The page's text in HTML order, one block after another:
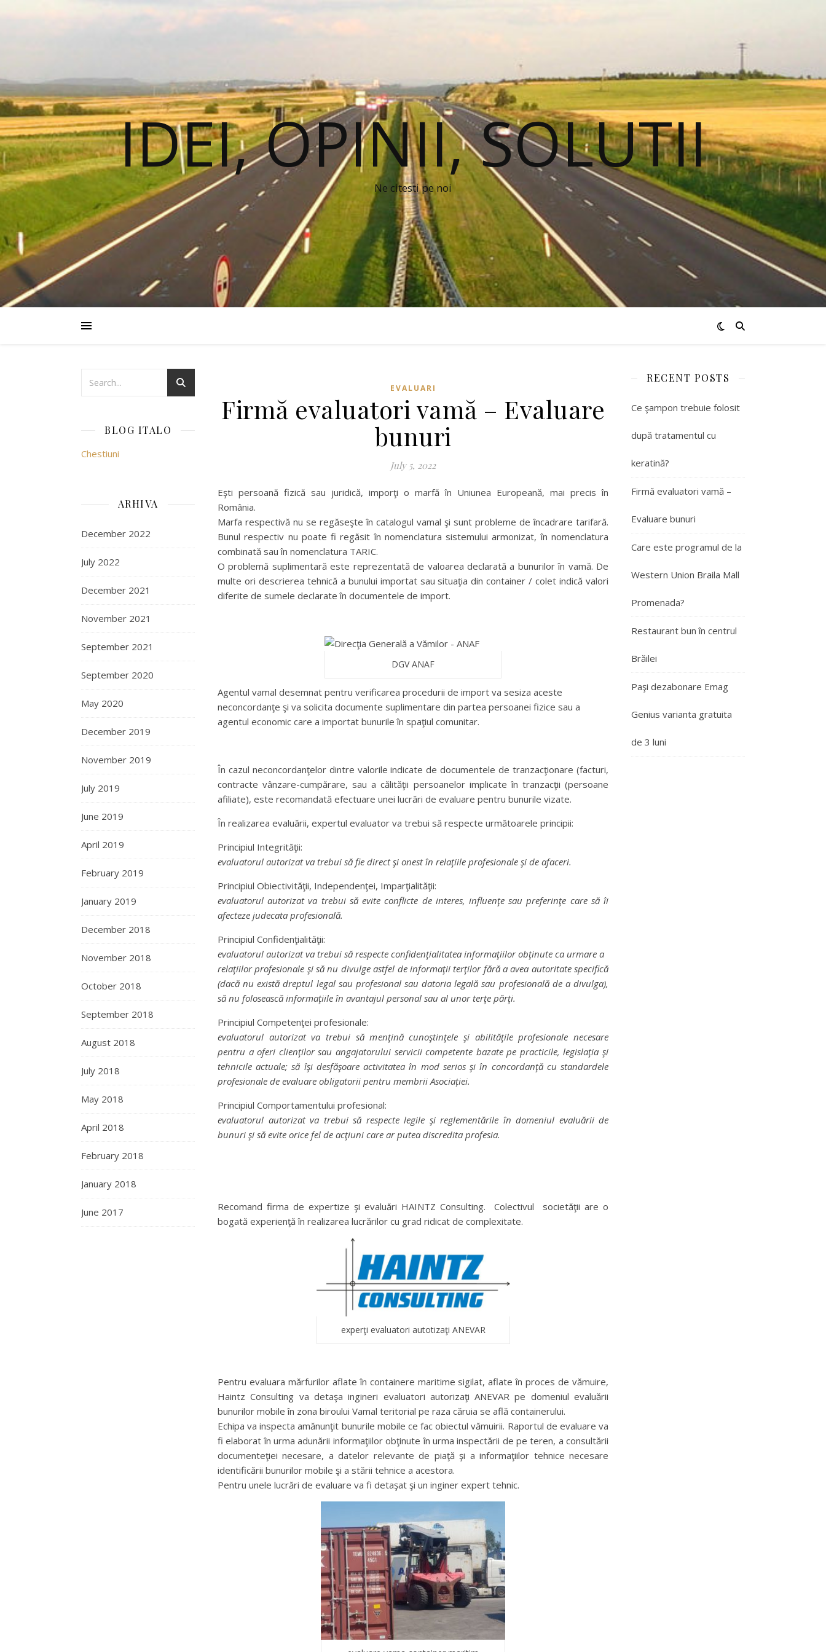
IDEI, OPINII, SOLUTII
Ne citesti pe noi
BLOG ITALO
Chestiuni
ARHIVA
December 2022
July 2022
December 2021
November 2021
September 2021
September 2020
May 2020
December 2019
November 2019
July 2019
June 2019
April 2019
February 2019
January 2019
December 2018
November 2018
October 2018
September 2018
August 2018
July 2018
May 2018
April 2018
February 2018
January 2018
June 2017
EVALUARI
Firmă evaluatori vamă – Evaluare
bunuri
July 5, 2022
Eşti persoană fizică sau juridică, imporţi o marfă în Uniunea Europeană, mai precis în
România.
Marfa respectivă nu se regăseşte în catalogul vamal şi sunt probleme de încadrare tarifară.
Bunul respectiv nu poate fi regăsit în nomenclatura sistemului armonizat, în nomenclatura
combinată sau în nomenclatura TARIC.
O problemă suplimentară este reprezentată de valoarea declarată a bunurilor în vamă. De
multe ori descrierea tehnică a bunului importat sau situaţia din container / colet indică valori
diferite de sumele declarate în documentele de import.
DGV ANAF
Agentul vamal desemnat pentru verificarea procedurii de import va sesiza aceste
neconcordanţe şi va solicita documente suplimentare din partea persoanei fizice sau a
agentul economic care a importat bunurile în spaţiul comunitar.
În cazul neconcordanţelor dintre valorile indicate de documentele de tranzacţionare (facturi,
contracte vânzare-cumpărare, sau a călităţii persoanelor implicate în tranzacţii (persoane
afiliate), este recomandată efectuare unei lucrări de evaluare pentru bunurile vizate.
În realizarea evaluării, expertul evaluator va trebui să respecte următoarele principii:
Principiul Integrităţii:
evaluatorul autorizat va trebui să fie direct şi onest în relaţiile profesionale şi de afaceri.
Principiul Obiectivităţii, Independenţei, Imparţialităţii:
evaluatorul autorizat va trebui să evite conflicte de interes, influenţe sau preferinţe care să îi
afecteze judecata profesională.
Principiul Confidenţialităţii:
evaluatorul autorizat va trebui să respecte confidenţialitatea informaţiilor obţinute ca urmare a
relaţiilor profesionale şi să nu divulge astfel de informaţii terţilor fără a avea autoritate specifică
(dacă nu există dreptul legal sau profesional sau datoria legală sau profesională de a divulga),
să nu folosească informaţiile în avantajul personal sau al unor terţe părţi.
Principiul Competenţei profesionale:
evaluatorul autorizat va trebui să menţină cunoştinţele şi abilităţile profesionale necesare
pentru a oferi clienţilor sau angajatorului servicii competente bazate pe practicile, legislaţia şi
tehnicile actuale; să îşi desfăşoare activitatea în mod serios şi în concordanţă cu standardele
profesionale de evaluare obligatorii pentru membrii Asociației.
Principiul Comportamentului profesional:
evaluatorul autorizat va trebui să respecte legile şi reglementările în domeniul evaluării de
bunuri şi să evite orice fel de acţiuni care ar putea discredita profesia.
Recomand firma de expertize şi evaluări HAINTZ Consulting. Colectivul societăţii are o
bogată experienţă în realizarea lucrărilor cu grad ridicat de complexitate.
experţi evaluatori autotizaţi ANEVAR
Pentru evaluara mărfurilor aflate în containere maritime sigilat, aflate în proces de vămuire,
Haintz Consulting va detaşa ingineri evaluatori autorizaţi ANEVAR pe domeniul evaluării
bunurilor mobile în zona biroului Vamal teritorial pe raza căruia se află containerului.
Echipa va inspecta amănunţit bunurile mobile ce fac obiectul vămuirii. Raportul de evaluare va
fi elaborat în urma adunării informaţiilor obţinute în urma inspectării de pe teren, a consultării
documenteţiei necesare, a datelor relevante de piaţă şi a informaţiilor tehnice necesare
identificării bunurilor mobile şi a stării tehnice a acestora.
Pentru unele lucrări de evaluare va fi detaşat şi un inginer expert tehnic.
RECENT POSTS
Ce şampon trebuie folosit
după tratamentul cu
keratină?
Firmă evaluatori vamă –
Evaluare bunuri
Care este programul de la
Western Union Braila Mall
Promenada?
Restaurant bun în centrul
Brăilei
Paşi dezabonare Emag
Genius varianta gratuita
de 3 luni